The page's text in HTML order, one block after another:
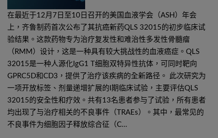
在最近于12月7日至10日召开的美国血液学会（ASH）年会
上，齐鲁制药首次公布了其抗癌新药QLS 32015的初步临床试
验结果。这款药物专为治疗复发性和难治性多发性骨髓瘤
（RMM）设计，这是一种具有较大挑战性的血液癌症。QLS
32015是一种人源化IgG1 T细胞双特异性抗体，可同时靶向
GPRC5D和CD3，提供了治疗该疾病的全新路径。 此次研究为
一项开放标签、剂量递增扩展的I期临床试验，主要评估QLS
32015的安全性和疗效。共有13名患者参与了试验，所有患者
均出现了与治疗相关的不良事件（TRAEs）。其中，最常见的
不良事件为细胞因子释放综合征（C…